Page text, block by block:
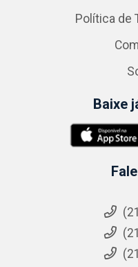
Política de
Baixe